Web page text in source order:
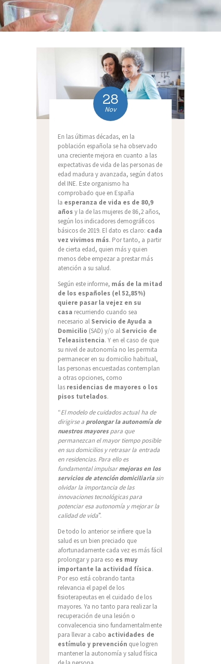
28
Nov
En las últimas décadas, en la
población española se ha observado
una creciente mejora en cuanto a las
expectativas de vida de las personas de
edad madura y avanzada, según datos
del INE. Este organismo ha
comprobado que en España
la esperanza de vida es de 80,9
años y la de las mujeres de 86,2 años,
según los indicadores demográficos
básicos de 2019. El dato es claro: cada
vez vivimos más. Por tanto, a partir
de cierta edad, quien más y quien
menos debe empezar a prestar más
atención a su salud.
Según este informe, más de la mitad
de los españoles (el 52,85%)
quiere pasar la vejez en su
casa recurriendo cuando sea
necesario al Servicio de Ayuda a
Domicilio (SAD) y/o al Servicio de
Teleasistencia. Y en el caso de que
su nivel de autonomía no les permita
permanecer en su domicilio habitual,
las personas encuestadas contemplan
a otras opciones, como
las residencias de mayores o los
pisos tutelados.
“El modelo de cuidados actual ha de
dirigirse a prolongar la autonomía de
nuestros mayorespara que
permanezcan el mayor tiempo posible
en sus domicilios y retrasar la entrada
en residencias. Para ello es
fundamental impulsarmejoras en los
servicios de atención domiciliaria sin
olvidar la importancia de las
innovaciones tecnológicas para
potenciar esa autonomía y mejorar la
calidad de vida”.
De todo lo anterior se infiere que la
salud es un bien preciado que
afortunadamente cada vez es más fácil
prolongar y para eso es muy
importante la actividad física.
Por eso está cobrando tanta
relevancia el papel de los
fisioterapeutas en el cuidado de los
mayores. Ya no tanto para realizar la
recuperación de una lesión o
convalecencia sino fundamentalmente
para llevar a cabo actividades de
estímulo y prevención que logren
mantener la autonomía y salud física